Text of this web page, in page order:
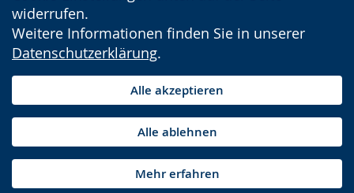
widerrufen.
Weitere Informationen finden Sie in unserer
Datenschutzerklärung.
Alle akzeptieren
Alle ablehnen
Mehr erfahren